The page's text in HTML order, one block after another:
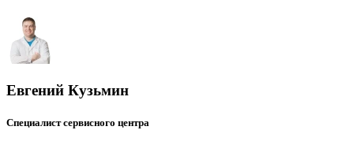
Евгений Кузьмин
Специалист сервисного центра